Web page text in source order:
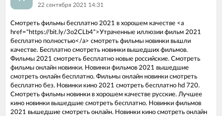
22 сентября 2021 14:31
Смотреть фильмы бесплатно 2021 в хорошем качестве <a
href="https://bit.ly/3o2CLb4">Утраченные иллюзии фильм 2021
бесплатно полностью</a> смотреть фильмы новинки вышли
качестве. Бесплатно смотреть новинки вышедших фильмов.
Фильмы 2021 смотреть бесплатно новые российские. Смотреть
фильмы онлайн новинки. Новинки фильмов 2021 вышедшие
смотреть онлайн бесплатно. Фильмы онлайн новинки смотреть
бесплатно без. Новинки кино 2021 смотреть бесплатно hd 720.
Смотреть фильмы новинки в хорошем качестве русские. Лучшее
кино новинки вышедшие смотреть бесплатно. Новинки фильмов
2021 вышедшие смотреть онлайн. Новинки кино смотреть онлайн